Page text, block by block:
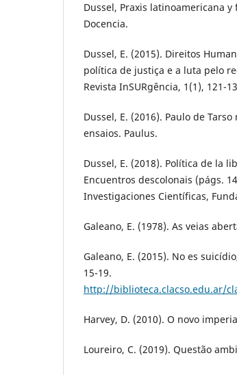
Dussel, Praxis latinoamericana
Docencia.
Dussel, E. (2015). Direitos
política de justiça e a luta pelo
Revista InSURgência, 1(1), 121-
Dussel, E. (2016). Paulo de
ensaios. Paulus.
Dussel, E. (2018). Política de la
Encuentros descolonais (págs.
Investigaciones Científicas,
Galeano, E. (1978). As veias
Galeano, E. (2015). No es
15-19.
http://biblioteca.clacso.edu.ar/
Harvey, D. (2010). O novo
Loureiro, C. (2019). Questão